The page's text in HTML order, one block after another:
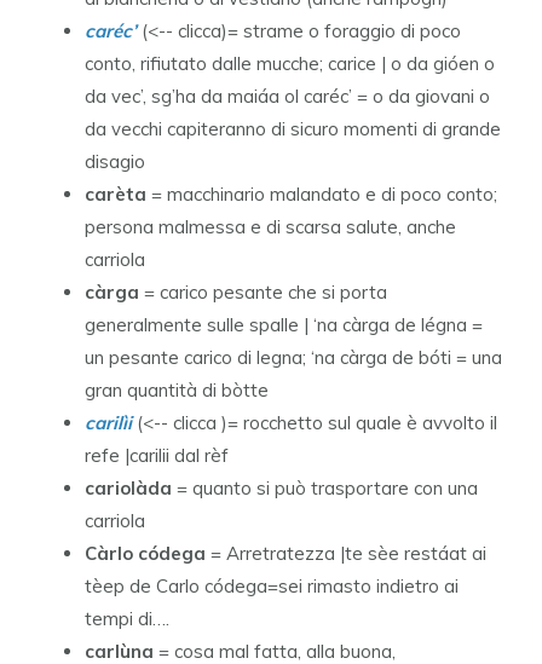
caréc’ (<-- clicca)= strame o foraggio di poco
conto, rifiutato dalle mucche; carice | o da gióen o
da vec’, sg’ha da maiáa ol caréc’ = o da giovani o
da vecchi capiteranno di sicuro momenti di grande
disagio
carèta = macchinario malandato e di poco conto;
persona malmessa e di scarsa salute, anche
carriola
càrga = carico pesante che si porta
generalmente sulle spalle | ‘na càrga de légna =
un pesante carico di legna; ‘na càrga de bóti = una
gran quantità di bòtte
carilìi (<-- clicca )= rocchetto sul quale è avvolto il
refe |carilii dal rèf
cariolàda = quanto si può trasportare con una
carriola
Càrlo códega = Arretratezza |te sèe restáat ai
tèep de Carlo códega=sei rimasto indietro ai
tempi di….
carlùna = cosa mal fatta, alla buona,